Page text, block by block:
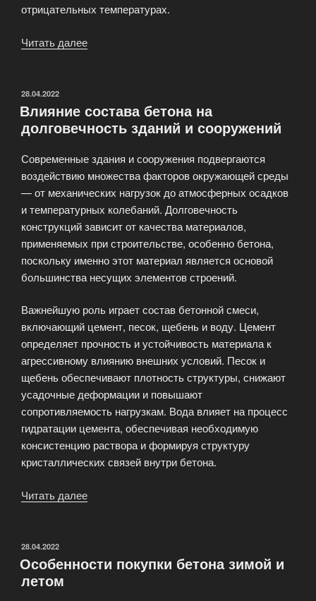
отрицательных температурах.
Читать далее
морозостойкости
бетона»
ОПУБЛИКОВАНО
28.04.2022
Влияние состава бетона на
долговечность зданий и сооружений
Современные здания и сооружения подвергаются
воздействию множества факторов окружающей среды
— от механических нагрузок до атмосферных осадков
и температурных колебаний. Долговечность
конструкций зависит от качества материалов,
применяемых при строительстве, особенно бетона,
поскольку именно этот материал является основой
большинства несущих элементов строений.
Важнейшую роль играет состав бетонной смеси,
включающий цемент, песок, щебень и воду. Цемент
определяет прочность и устойчивость материала к
агрессивному влиянию внешних условий. Песок и
щебень обеспечивают плотность структуры, снижают
усадочные деформации и повышают
сопротивляемость нагрузкам. Вода влияет на процесс
гидратации цемента, обеспечивая необходимую
консистенцию раствора и формируя структуру
кристаллических связей внутри бетона.
Читать далее
долговечность
ОПУБЛИКОВАНО
28.04.2022
Особенности покупки бетона зимой и
летом